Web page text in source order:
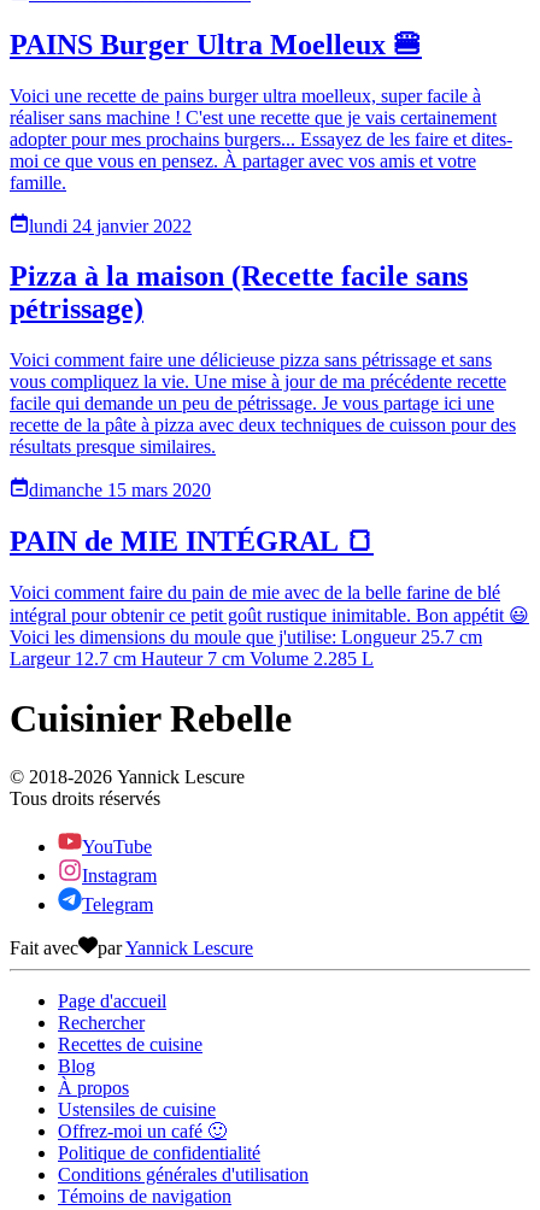
PAINS Burger Ultra Moelleux 🍔
Voici une recette de pains burger ultra moelleux, super facile à
réaliser sans machine ! C'est une recette que je vais certainement
adopter pour mes prochains burgers... Essayez de les faire et dites-
moi ce que vous en pensez. À partager avec vos amis et votre
famille.
lundi 24 janvier 2022
Pizza à la maison (Recette facile sans
pétrissage)
Voici comment faire une délicieuse pizza sans pétrissage et sans
vous compliquez la vie. Une mise à jour de ma précédente recette
facile qui demande un peu de pétrissage. Je vous partage ici une
recette de la pâte à pizza avec deux techniques de cuisson pour des
résultats presque similaires.
dimanche 15 mars 2020
PAIN de MIE INTÉGRAL 🍞
Voici comment faire du pain de mie avec de la belle farine de blé
intégral pour obtenir ce petit goût rustique inimitable. Bon appétit 😃
Voici les dimensions du moule que j'utilise: Longueur 25.7 cm
Largeur 12.7 cm Hauteur 7 cm Volume 2.285 L
Cuisinier Rebelle
© 2018-2026 Yannick Lescure
Tous droits réservés
YouTube
Instagram
Telegram
Fait avec parYannick Lescure
Page d'accueil
Rechercher
Recettes de cuisine
Blog
À propos
Ustensiles de cuisine
Offrez-moi un café 🙂
Politique de confidentialité
Conditions générales d'utilisation
Témoins de navigation